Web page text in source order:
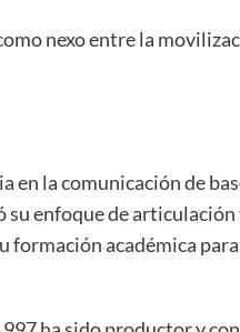
nexo entre la
en la comunicación de
su enfoque de
académica